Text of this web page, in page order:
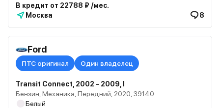
В кредит от 22788 ₽ /мес.
Москва
8
Ford
ПТС оригинал Один владелец
Transit Connect, 2002 – 2009, I
Бензин, Механика, Передний, 2020, 39140
Белый